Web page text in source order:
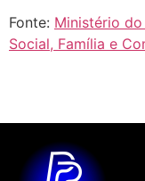
Fonte: Ministério
Social, Família e